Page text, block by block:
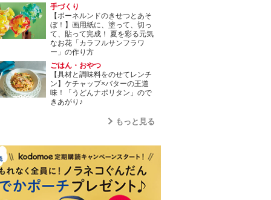
手づくり
【ボーネルンドのきせつとあそ
ぼ！】画用紙に、塗って、切っ
て、貼って完成！ 夏を彩る元気
なお花「カラフルサンフラワ
ー」の作り方
ごはん・おやつ
【具材と調味料をのせてレンチ
ン】ケチャップ×バターの王道
味！「うどんナポリタン」ので
きあがり♪
もっと見る